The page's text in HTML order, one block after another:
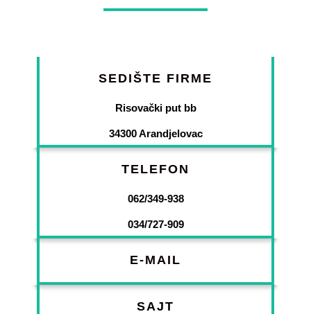
SEDIŠTE FIRME
Risovački put bb
34300 Arandjelovac
TELEFON
062/349-938
034/727-909
E-MAIL
SAJT